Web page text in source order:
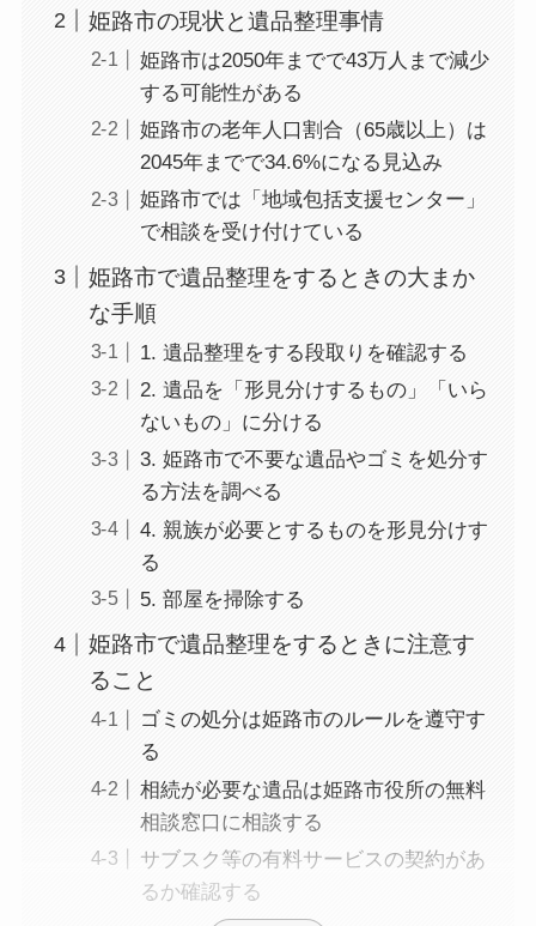
姫路市の現状と遺品整理事情
姫路市は2050年までで43万人まで減少
する可能性がある
姫路市の老年人口割合（65歳以上）は
2045年までで34.6%になる見込み
姫路市では「地域包括支援センター」
で相談を受け付けている
姫路市で遺品整理をするときの大まか
な手順
1. 遺品整理をする段取りを確認する
2. 遺品を「形見分けするもの」「いら
ないもの」に分ける
3. 姫路市で不要な遺品やゴミを処分す
る方法を調べる
4. 親族が必要とするものを形見分けす
る
5. 部屋を掃除する
姫路市で遺品整理をするときに注意す
ること
ゴミの処分は姫路市のルールを遵守す
る
相続が必要な遺品は姫路市役所の無料
相談窓口に相談する
サブスク等の有料サービスの契約があ
るか確認する